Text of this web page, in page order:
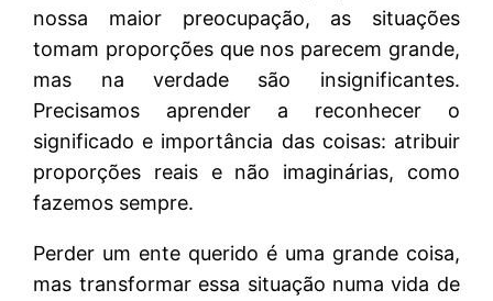
nossa maior preocupação, as situações
tomam proporções que nos parecem grande,
mas na verdade são insignificantes.
Precisamos aprender a reconhecer o
significado e importância das coisas: atribuir
proporções reais e não imaginárias, como
fazemos sempre.
Perder um ente querido é uma grande coisa,
mas transformar essa situação numa vida de